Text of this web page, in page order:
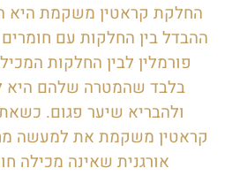
החלקת קראטין משקמת
ההבדל בין החלקות עם
פורמלין לבין החלקות
בלבד שהמטרה שלהם
ולהבריא שיער פגום.
קראטין משקמת את למעשה
אורגנית שאינה מכילה